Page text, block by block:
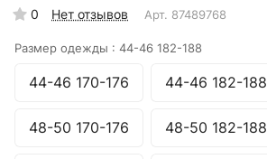
0 Нет отзывов Арт. 87489768
Размер одежды : 44-46 182-188
44-46 170-176 44-46 182-188
48-50 170-176 48-50 182-188